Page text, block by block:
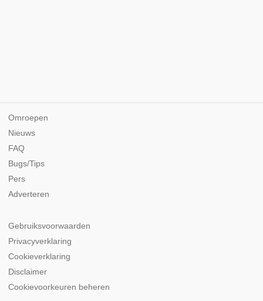
Omroepen
Nieuws
FAQ
Bugs/Tips
Pers
Adverteren
Gebruiksvoorwaarden
Privacyverklaring
Cookieverklaring
Disclaimer
Cookievoorkeuren beheren